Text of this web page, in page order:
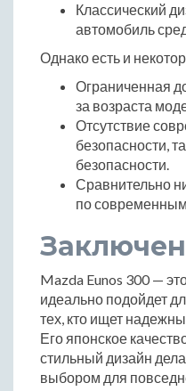
Классический
автомобиль
Однако есть и
Ограниченная
за возраста
Отсутствие
безопасности,
безопасности.
Сравнительно
по
Mazda Eunos 300 —
идеально подойдет
тех, кто ищет
Его японское
стильный дизайн
выбором для